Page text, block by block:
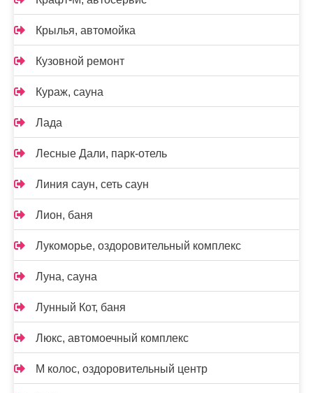
Крылья, автомойка
Кузовной ремонт
Кураж, сауна
Лада
Лесные Дали, парк-отель
Линия саун, сеть саун
Лион, баня
Лукоморье, оздоровительный комплекс
Луна, сауна
Лунный Кот, баня
Люкс, автомоечный комплекс
М колос, оздоровительный центр